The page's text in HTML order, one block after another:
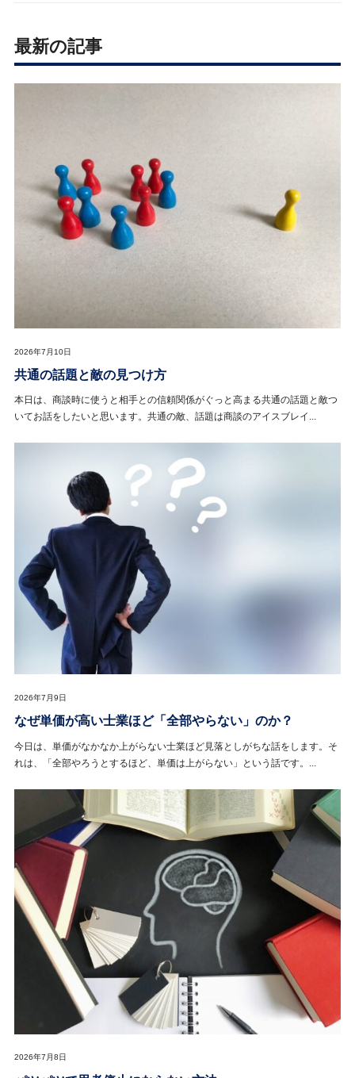
最新の記事
2026年7月10日
共通の話題と敵の見つけ方
本日は、商談時に使うと相手との信頼関係がぐっと高まる共通の話題と敵つ
いてお話をしたいと思います。共通の敵、話題は商談のアイスブレイ...
2026年7月9日
なぜ単価が高い士業ほど「全部やらない」のか？
今日は、単価がなかなか上がらない士業ほど見落としがちな話をします。そ
れは、「全部やろうとするほど、単価は上がらない」という話です。...
2026年7月8日